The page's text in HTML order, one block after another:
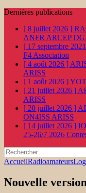
Dernières publications
[ 8 juillet 2026 ]
ANFR ARCEP
[ 17 septembre
F4 Association
[ 4 août 2026 ]
ARISS
[ 1 août 2026 ]
[ 21 juillet 2026 ]
ARISS
[ 20 juillet 2026 ]
ON4ISS ARISS
[ 14 juillet 2026 ]
25-26/7 2026
Rechercher :
AccueilRadioamateurs
Nouvelle